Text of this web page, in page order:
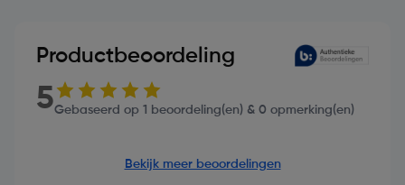
Productbeoordeling
5Gebaseerd op 1 beoordeling(en) & 0 opmerking(en)
Bekijk meer beoordelingen